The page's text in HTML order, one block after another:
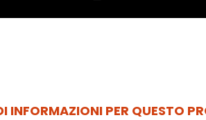
INFORMAZIONI PER QUESTO